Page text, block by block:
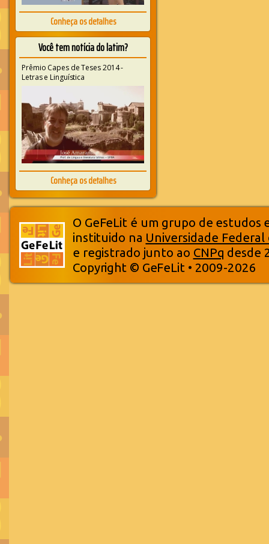
Conheça os detalhes
Você tem notícia do latim?
Prêmio Capes de Teses 2014 -
Letras e Linguística
Conheça os detalhes
O GeFeLit é um grupo de estudos
instituido na Universidade Federal
e registrado junto ao CNPq desde
Copyright © GeFeLit • 2009-2026